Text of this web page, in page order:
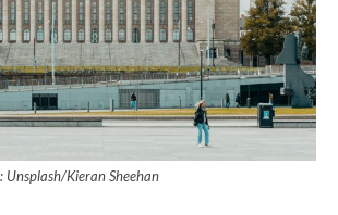
Unsplash/Kieran Sheehan